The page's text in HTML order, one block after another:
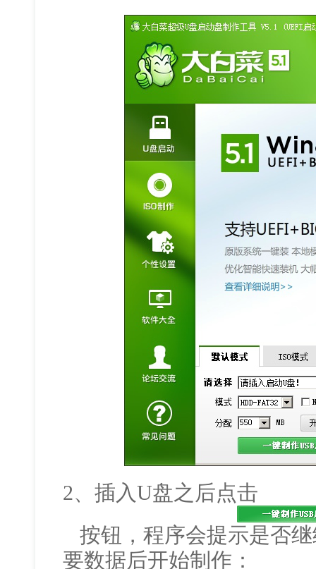
2、插入U盘之后点击
按钮，程序会提示是否
要数据后开始制作：